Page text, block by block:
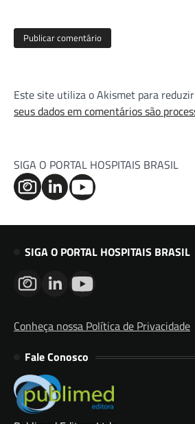
Este site utiliza o Akismet para
seus dados em comentários são
SIGA O PORTAL HOSPITAIS BRASIL
SIGA O PORTAL HOSPITAIS BRASIL
Conheça nossa Política de Privacidade
Fale Conosco